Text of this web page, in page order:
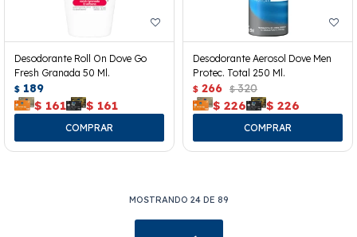
Desodorante Roll On Dove Go
Fresh Granada 50 Ml.
$ 189
$ 161 $ 161
Desodorante Aerosol Dove Men
Protec. Total 250 Ml.
$ 266 $ 320
$ 226 $ 226
MOSTRANDO 24 DE 89